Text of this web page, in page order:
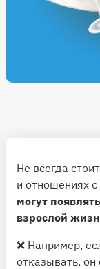
Не всегда
и отношениях
могут
взрослой
❌ Например,
отказывать,